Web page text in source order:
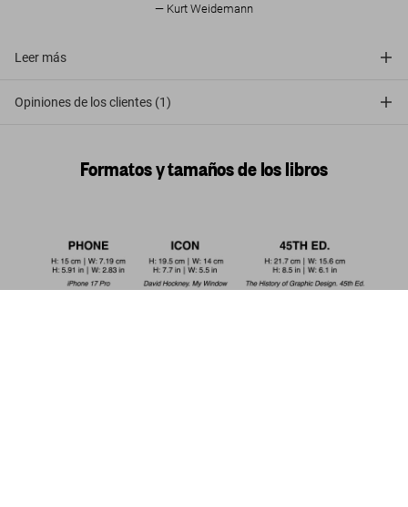
Kurt Weidemann
Leer más
Opiniones de los clientes (1)
Formatos y tamaños de los libros